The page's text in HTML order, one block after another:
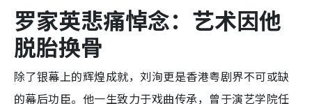
罗家英悲痛悼念：艺术因他
脱胎换骨
除了银幕上的辉煌成就，刘洵更是香港粤剧界不可或缺
的幕后功臣。他一生致力于戏曲传承，曾于演艺学院任